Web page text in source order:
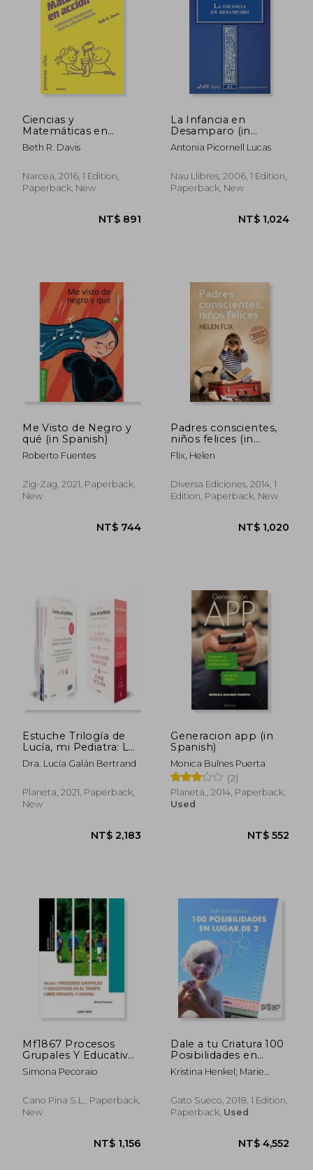
Ciencias y
Matemáticas en
Acción. Actividades
Fascinantes Para la
Spanish)
Beth R. Davis
Narcea, 2016, 1 Edition,
Paperback, New
La Infancia en
Desamparo (in
Spanish)
Antonia Picornell Lucas
Nau Llibres, 2006, 1 Edition,
Paperback, New
Me Visto de Negro y
qué (in Spanish)
Roberto Fuentes
Zig-Zag, 2021, Paperback,
New
NT$ 744
Padres conscientes,
niños felices (in
Spanish)
Flix, Helen
Diversa Ediciones, 2014, 1
Edition, Paperback, New
NT$
Estuche Trilogía de
Lucía, mi Pediatra: Lo
Mejor de Nuestras
Vidas, Eres una Madre
de tu Vida (Prácticos)
(in Spanish)
Dra. Lucía Galán Bertrand
Planeta, 2021, Paperback,
New
NT$ 2,183
Generacion app (in
Spanish)
Monica Bulnes Puerta
(2)
Planeta,, 2014, Paperback,
Used
NT$
Mf1867 Procesos
Grupales Y Educativos
En El Tiempo Libre
Infantil Y Juvenil (in
Simona Pecoraio
Cano Pina S.L., Paperback,
New
Dale a tu Criatura 100
Posibilidades en
Lugar de 2 (in
Spanish)
Kristina Henkel; Marie
Corrales; Lola Cancio
Gato Sueco, 2018, 1 Edition,
Paperback, Used